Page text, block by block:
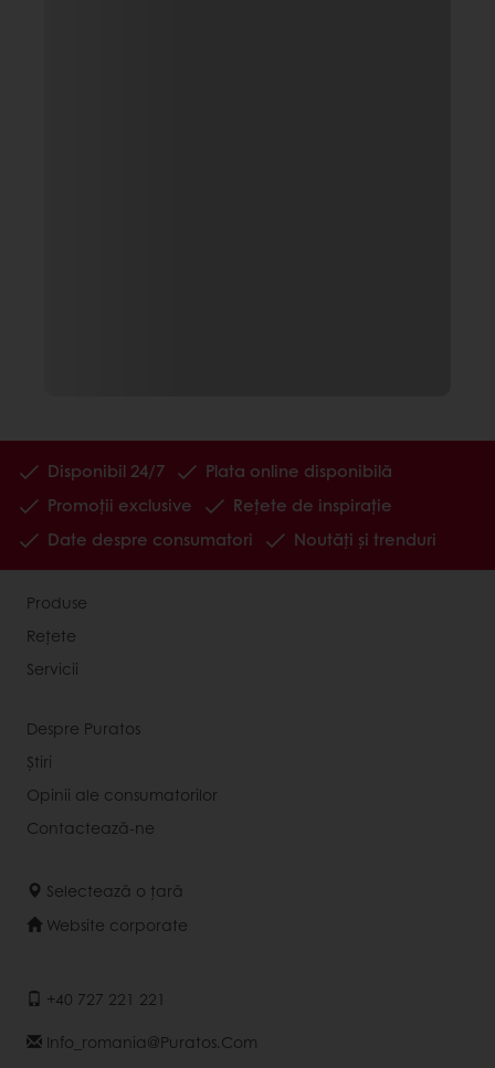
Disponibil 24/7
Plata online disponibilă
Promoții exclusive
Rețete de inspirație
Date despre consumatori
Noutăți și trenduri
Produse
Rețete
Servicii
Despre Puratos
Știri
Opinii ale consumatorilor
Contactează-ne
Selectează o țară
Website corporate
+40 727 221 221
Info_romania@puratos.com